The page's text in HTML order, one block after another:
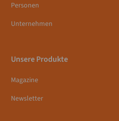
Personen
Unternehmen
Unsere Produkte
Magazine
Newsletter